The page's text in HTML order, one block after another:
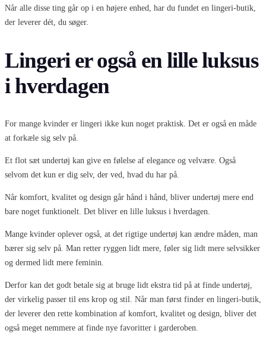
Når alle disse ting går op i en højere enhed, har du fundet en lingeri-butik,
der leverer dét, du søger.
Lingeri er også en lille luksus
i hverdagen
For mange kvinder er lingeri ikke kun noget praktisk. Det er også en måde
at forkæle sig selv på.
Et flot sæt undertøj kan give en følelse af elegance og velvære. Også
selvom det kun er dig selv, der ved, hvad du har på.
Når komfort, kvalitet og design går hånd i hånd, bliver undertøj mere end
bare noget funktionelt. Det bliver en lille luksus i hverdagen.
Mange kvinder oplever også, at det rigtige undertøj kan ændre måden, man
bærer sig selv på. Man retter ryggen lidt mere, føler sig lidt mere selvsikker
og dermed lidt mere feminin.
Derfor kan det godt betale sig at bruge lidt ekstra tid på at finde undertøj,
der virkelig passer til ens krop og stil. Når man først finder en lingeri-butik,
der leverer den rette kombination af komfort, kvalitet og design, bliver det
også meget nemmere at finde nye favoritter i garderoben.